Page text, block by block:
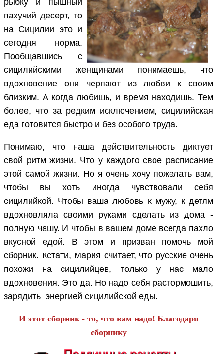
рыбку и пышный
пахучий десерт, то
на Сицилии это и
сегодня норма.
Пообщавшись с
сицилийскими женщинами понимаешь, что
вдохновение они черпают из любви к своим
близким. А когда любишь, и время находишь. Тем
более, что за редким исключением, сицилийская
еда готовится быстро и без особого труда.
Понимаю, что наша действительность диктует
свой ритм жизни. Что у каждого свое расписание
этой самой жизни. Но я очень хочу пожелать вам,
чтобы вы хоть иногда чувствовали себя
сицилийкой. Чтобы ваша любовь к мужу, к детям
вдохновляла своими руками сделать из дома -
полную чашу. И чтобы в вашем доме всегда пахло
вкусной едой. В этом и призван помочь мой
сборник. Кстати, Мария считает, что русские очень
похожи на сицилийцев, только у нас мало
вдохновения. Это да. Но надо себя растормошить,
зарядить энергией сицилийской еды.
И этот сборник - то, что вам надо! Благодаря
сборнику